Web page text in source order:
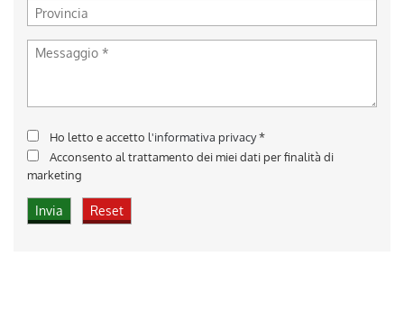
Ho letto e accetto l'informativa privacy*
Acconsento al trattamento dei miei dati per finalità di
marketing